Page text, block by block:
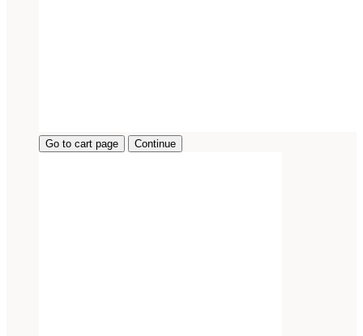
Go to cart page Continue